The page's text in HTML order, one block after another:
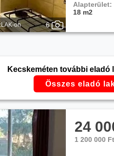
on 6
Alapterület:
18 m2
Kecskeméten további
Összes eladó
24
1 200 000